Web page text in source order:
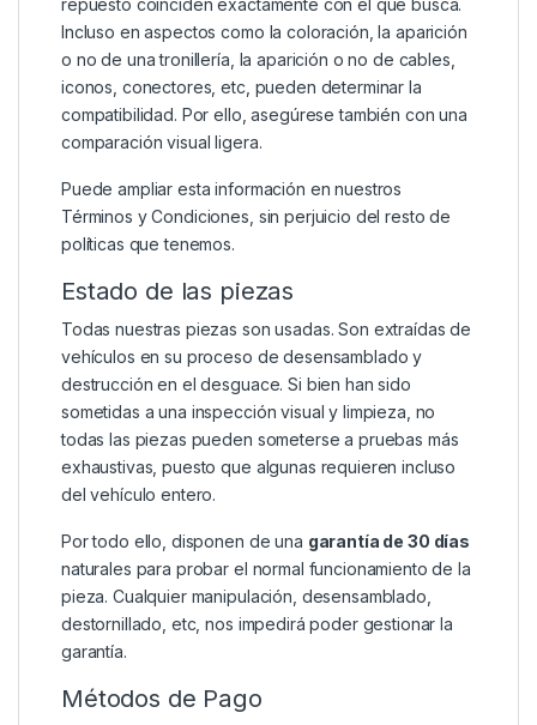
repuesto coinciden exactamente con el que busca.
Incluso en aspectos como la coloración, la aparición
o no de una tronillería, la aparición o no de cables,
iconos, conectores, etc, pueden determinar la
compatibilidad. Por ello, asegúrese también con una
comparación visual ligera.
Puede ampliar esta información en nuestros
Términos y Condiciones , sin perjuicio del resto de
políticas que tenemos.
Estado de las piezas
Todas nuestras piezas son usadas. Son extraídas de
vehículos en su proceso de desensamblado y
destrucción en el desguace. Si bien han sido
sometidas a una inspección visual y limpieza, no
todas las piezas pueden someterse a pruebas más
exhaustivas, puesto que algunas requieren incluso
del vehículo entero.
Por todo ello, disponen de una garantía de 30 días
naturales para probar el normal funcionamiento de la
pieza. Cualquier manipulación, desensamblado,
destornillado, etc, nos impedirá poder gestionar la
garantía.
Métodos de Pago